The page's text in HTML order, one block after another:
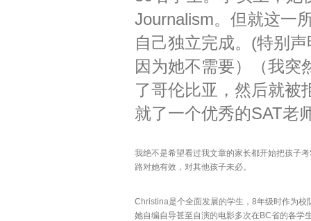
Journalism。但就这一
自己独立完成。 (特别
因为她不需要）（我突
了哥伦比亚，然后就被
就了一个优秀的SAT老
我绝不是希望看过我文章的家长都开始把孩子考
路对她有效，对其他孩子未必。
Christina是个全面发展的学生， 8年级时作为校
她自编自导甚至自演的电影多次在BC省的各学